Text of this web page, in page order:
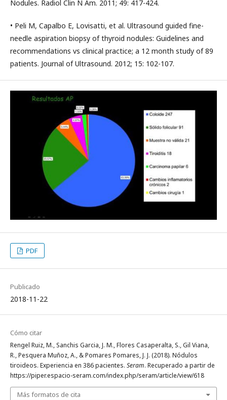
Nodules. Radiol Clin N Am. 2011; 49: 417-424.
• Peli M, Capalbo E, Lovisatti, et al. Ultrasound guided fine-
needle aspiration biopsy of thyroid nodules: Guidelines and
recommendations vs clinical practice; a 12 month study of 89
patients. Journal of Ultrasound. 2012; 15: 102-107.
PDF
Publicado
2018-11-22
Cómo citar
Rengel Ruiz, M., Sanchis Garcia, J. M., Flores Casaperalta, S., Gil Viana,
R., Pesquera Muñoz, A., & Pomares Pomares, J. J. (2018). Nódulos
tiroideos. Experiencia en 386 pacientes. Seram. Recuperado a partir de
https://piper.espacio-seram.com/index.php/seram/article/view/618
Más formatos de cita